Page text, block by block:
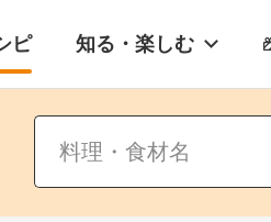
ピ 知る・楽しむ